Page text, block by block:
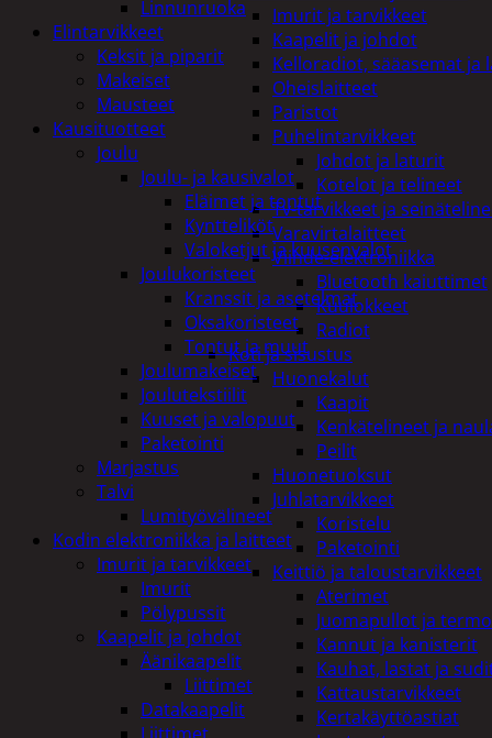
Imurit ja tarvikkeet
Kaapelit ja johdot
Kelloradiot, sääasemat
Oheislaitteet
Paristot
Puhelintarvikkeet
Johdot ja laturit
Kotelot ja telineet
Tv-tarvikkeet ja
Varavirtalaitteet
Viihde-elektroniikka
Bluetooth kaiuttimet
Kuulokkeet
Radiot
Koti ja sisustus
Huonekalut
Kaapit
Kenkätelineet ja
Peilit
Huonetuoksut
Juhlatarvikkeet
Koristelu
Paketointi
Keittiö ja taloustarvikkeet
Aterimet
Juomapullot ja
Kannut ja kanisterit
Kauhat, lastat ja
Kattaustarvikkeet
Kertakäyttöastiat
Linnunruoka
Elintarvikkeet
Keksit ja piparit
Makeiset
Mausteet
Kausituotteet
Joulu
Joulu- ja kausivalot
Eläimet ja tontut
Kyntteliköt
Valoketjut ja kuusenvalot
Joulukoristeet
Kranssit ja asetelmat
Oksakoristeet
Tontut ja muut
Joulumakeiset
Joulutekstiilit
Kuuset ja valopuut
Paketointi
Marjastus
Talvi
Lumityövälineet
Kodin elektroniikka ja laitteet
Imurit ja tarvikkeet
Imurit
Pölypussit
Kaapelit ja johdot
Äänikaapelit
Liittimet
Datakaapelit